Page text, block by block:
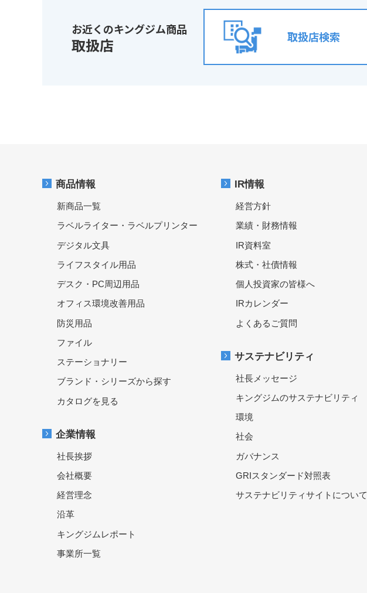
お近くのキングジム商品
取扱店 取扱店検索
商品情報
新商品一覧
ラベルライター・ラベルプリンター
デジタル文具
ライフスタイル用品
デスク・PC周辺用品
オフィス環境改善用品
防災用品
ファイル
ステーショナリー
ブランド・シリーズから探す
カタログを見る
企業情報
社長挨拶
会社概要
経営理念
沿革
キングジムレポート
事業所一覧
IR情報
経営方針
業績・財務情報
IR資料室
株式・社債情報
個人投資家の皆様へ
IRカレンダー
よくあるご質問
サステナビリティ
社長メッセージ
キングジムのサステナビリティ
環境
社会
ガバナンス
GRIスタンダード対照表
サステナビリティサイトについて